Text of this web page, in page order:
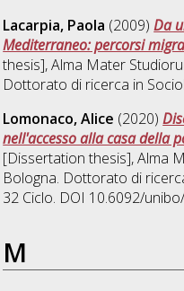
Lacarpia, Paola (2009)Da
Mediterraneo: percorsi
thesis], Alma Mater
Dottorato di ricerca in
Lomonaco, Alice (2020)
nell'accesso alla casa della
[Dissertation thesis], Alma
Bologna. Dottorato di
32 Ciclo. DOI 10.6092/
M